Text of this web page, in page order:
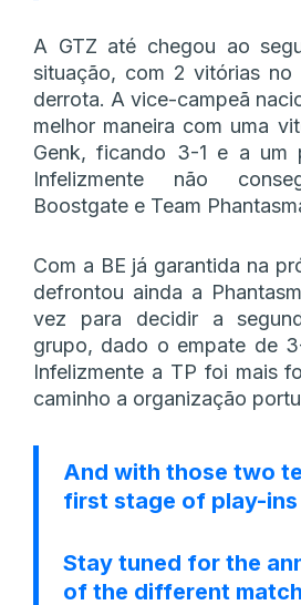
A GTZ até chegou ao
situação, com 2 vitórias no
derrota. A vice-campeã
melhor maneira com uma
Genk, ficando 3-1 e a um
Infelizmente não
Boostgate e Team
Com a BE já garantida na
defrontou ainda a
vez para decidir a
grupo, dado o empate de
Infelizmente a TP foi mais
caminho a organização
And with those two
first stage of play-ins
Stay tuned for the
of the different